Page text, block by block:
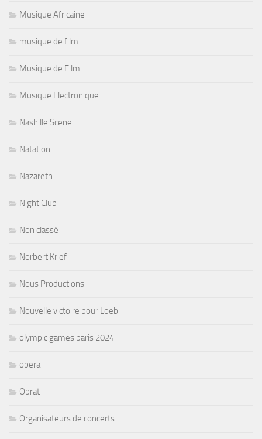
Musique Africaine
musique de film
Musique de Film
Musique Electronique
Nashille Scene
Natation
Nazareth
Night Club
Non classé
Norbert Krief
Nous Productions
Nouvelle victoire pour Loeb
olympic games paris 2024
opera
Oprat
Organisateurs de concerts